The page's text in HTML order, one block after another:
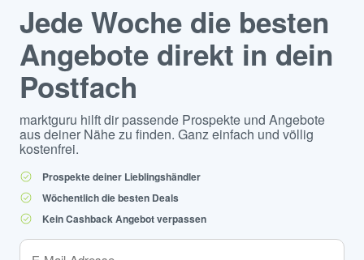
Jede Woche die besten
Angebote direkt in dein
Postfach
marktguru hilft dir passende Prospekte und Angebote
aus deiner Nähe zu finden. Ganz einfach und völlig
kostenfrei.
Prospekte deiner Lieblingshändler
Wöchentlich die besten Deals
Kein Cashback Angebot verpassen